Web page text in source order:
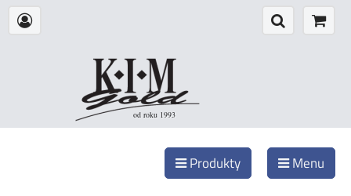
od roku 1993
Produkty Menu